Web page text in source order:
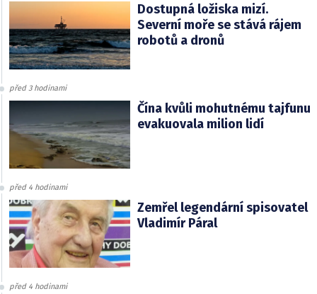
Dostupná ložiska mizí.
Severní moře se stává rájem
robotů a dronů
před 3 hodinami
Čína kvůli mohutnému tajfunu
evakuovala milion lidí
před 4 hodinami
Zemřel legendární spisovatel
Vladimír Páral
před 4 hodinami